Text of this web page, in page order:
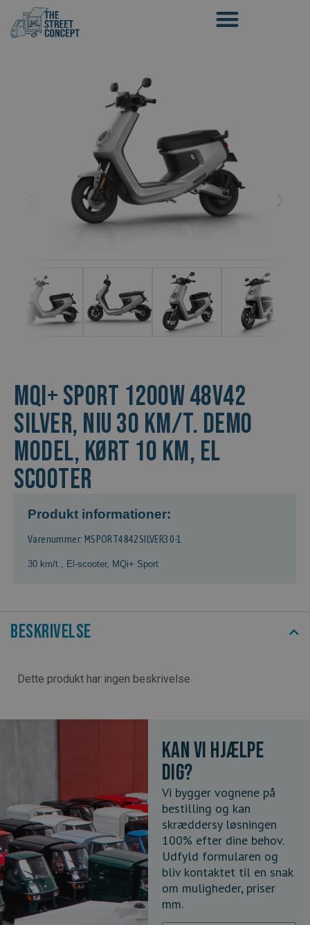
MQi+ Sport 1200w 48v42
Silver, NIU 30 km/t. Demo
model, kørt 10 km, El
scooter
Produkt informationer:
Varenummer: MSPORT4842SILVER30-1
30 km/t. El-scooter, MQi+ Sport
Beskrivelse
Dette produkt har ingen beskrivelse
Kan vi hjælpe
dig?
Vi bygger vognene på
bestilling og kan
skræddersy løsningen
100% efter dine behov.
Udfyld formularen og
bliv kontaktet til en snak
om muligheder, priser
mm.